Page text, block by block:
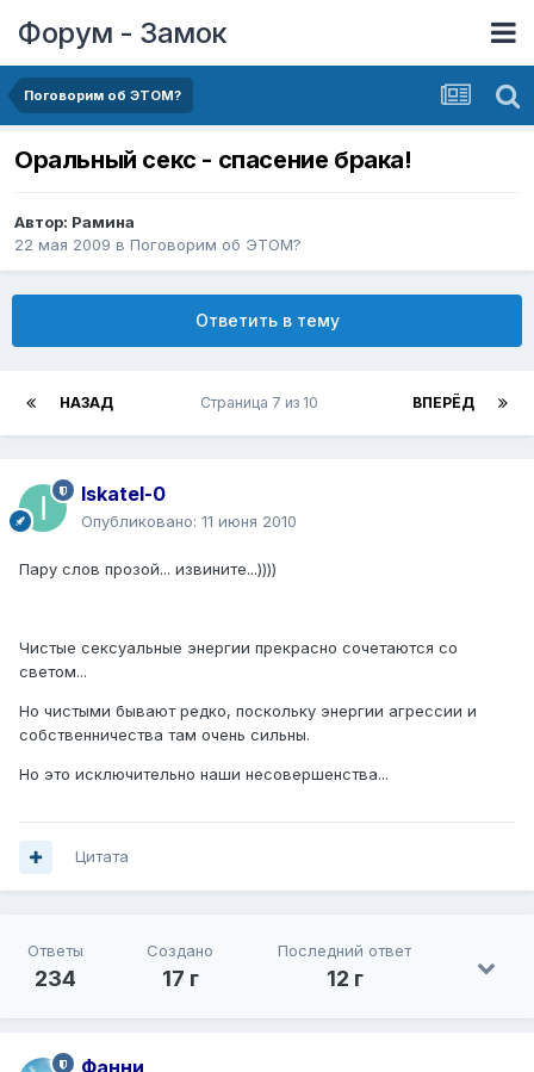
Форум - Замок
Поговорим об ЭТОМ?
Оральный секс - спасение брака!
Автор: Рамина
22 мая 2009 в Поговорим об ЭТОМ?
Ответить в тему
НАЗАД ВПЕРЁД
Страница 7 из 10
Iskatel-0
Опубликовано: 11 июня 2010
Пару слов прозой... извините...))))
Чистые сексуальные энергии прекрасно сочетаются со
светом...
Но чистыми бывают редко, поскольку энергии агрессии и
собственничества там очень сильны.
Но это исключительно наши несовершенства...
Цитата
Ответы
234
Создано
17 г
Последний ответ
12 г